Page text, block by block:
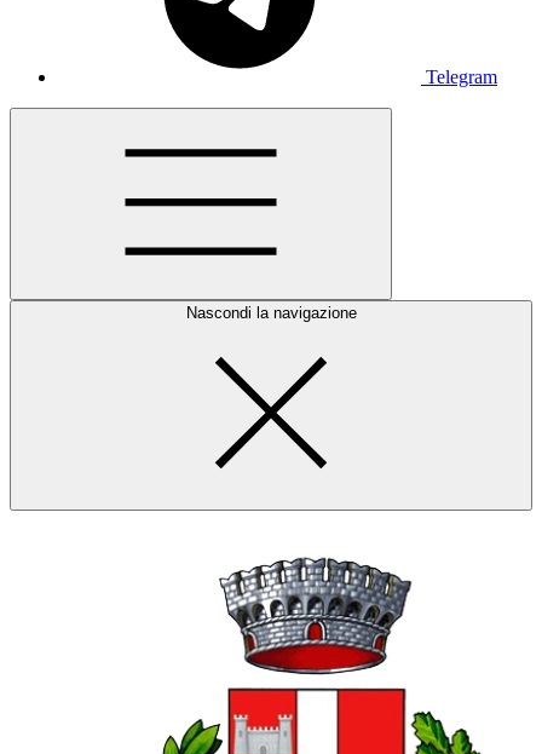
Telegram
Nascondi la navigazione